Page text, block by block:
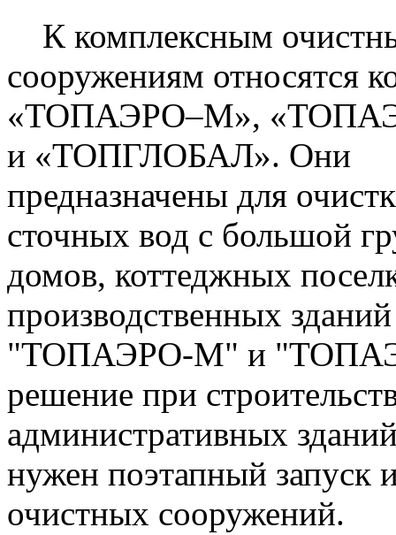
К комплексным
сооружениям относятся
«ТОПАЭРО–М»,
и «ТОПГЛОБАЛ». Они
предназначены для
сточных вод с большой
домов, коттеджных
производственных
"ТОПАЭРО-М" и
решение при
административных
нужен поэтапный запуск
очистных сооружений.